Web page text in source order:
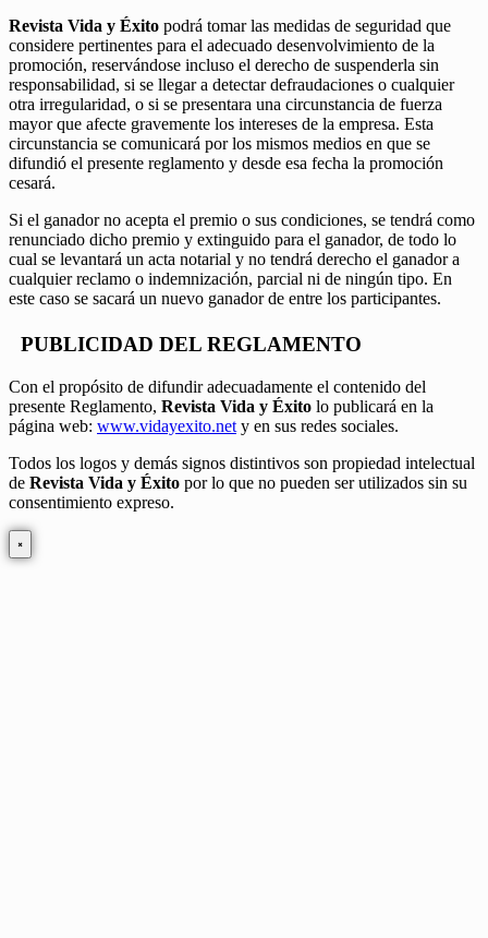
Revista Vida y Éxito podrá tomar las medidas de seguridad que
considere pertinentes para el adecuado desenvolvimiento de la
promoción, reservándose incluso el derecho de suspenderla sin
responsabilidad, si se llegar a detectar defraudaciones o cualquier
otra irregularidad, o si se presentara una circunstancia de fuerza
mayor que afecte gravemente los intereses de la empresa. Esta
circunstancia se comunicará por los mismos medios en que se
difundió el presente reglamento y desde esa fecha la promoción
cesará.
Si el ganador no acepta el premio o sus condiciones, se tendrá como
renunciado dicho premio y extinguido para el ganador, de todo lo
cual se levantará un acta notarial y no tendrá derecho el ganador a
cualquier reclamo o indemnización, parcial ni de ningún tipo. En
este caso se sacará un nuevo ganador de entre los participantes.
PUBLICIDAD DEL REGLAMENTO
Con el propósito de difundir adecuadamente el contenido del
presente Reglamento, Revista Vida y Éxito lo publicará en la
página web: www.vidayexito.net y en sus redes sociales.
Todos los logos y demás signos distintivos son propiedad intelectual
de Revista Vida y Éxito por lo que no pueden ser utilizados sin su
consentimiento expreso.
×